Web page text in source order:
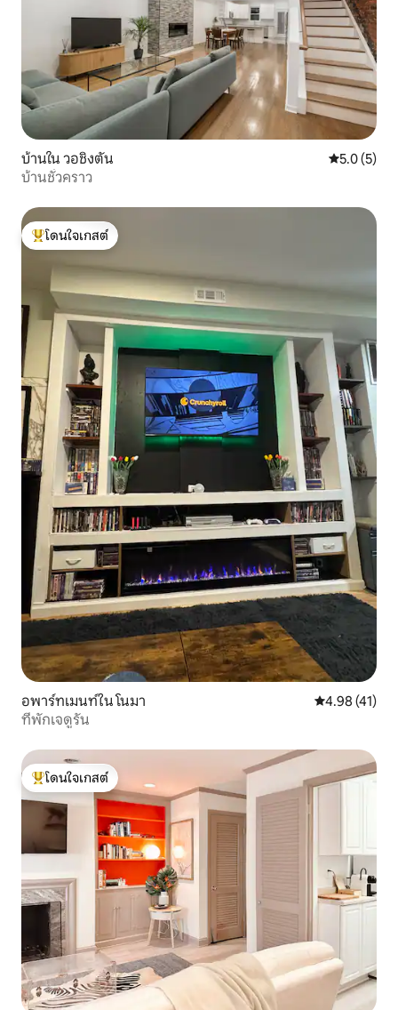
บ้านใน วอชิงตัน คะแนนเฉลี่
5.0 (5)
บ้านชั่วคราว
โดนใจเกสต์ที่สุด
โดนใจเกสต์
อพาร์ทเมนท์ใน โนมา คะแนนเฉลี่ย
4.98 (41)
ที่พักเจดูรัน
โดนใจเกสต์ที่สุด
โดนใจเกสต์